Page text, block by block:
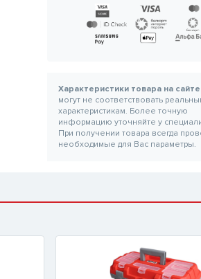
Характеристики товара на сайте
могут не соответствовать
характеристикам. Более точную
информацию уточняйте у
При получении товара всегда
необходимые для Вас параметры.